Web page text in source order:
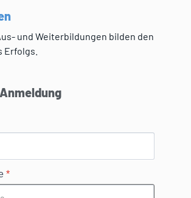
und Weiterbildungen bilden den
Erfolgs.
*